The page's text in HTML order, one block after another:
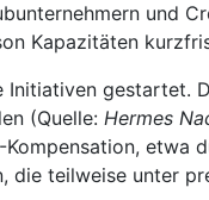
und
Kapazitäten
gestartet.
(Quelle: Hermes
etwa
teilweise unter